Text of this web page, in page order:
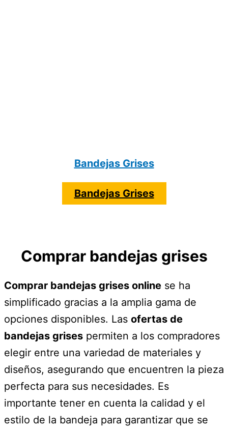
Bandejas Grises
Bandejas Grises
Comprar bandejas grises
Comprar bandejas grises online se ha
simplificado gracias a la amplia gama de
opciones disponibles. Las ofertas de
bandejas grises permiten a los compradores
elegir entre una variedad de materiales y
diseños, asegurando que encuentren la pieza
perfecta para sus necesidades. Es
importante tener en cuenta la calidad y el
estilo de la bandeja para garantizar que se